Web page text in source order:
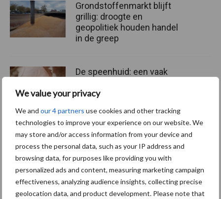
We value your privacy
We and our 4 partners use cookies and other tracking
technologies to improve your experience on our website. We
may store and/or access information from your device and
process the personal data, such as your IP address and
browsing data, for purposes like providing you with
personalized ads and content, measuring marketing campaign
effectiveness, analyzing audience insights, collecting precise
geolocation data, and product development. Please note that
Grondstoffenmarkt blijft
grillig: droogte en
geopolitiek houden handel
in de greep
De speenhuid: een vaak
voor mastitis
ForFarmers ziet volume en
marktaandeel groeien in
krimpende Nederlandse
markt